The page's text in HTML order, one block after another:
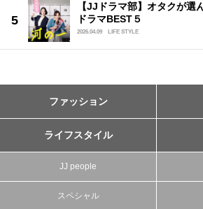
【JJドラマ部】オタクが選
ドラマBEST５
2026.04.09 LIFE STYLE
ファッション
ライフスタイル
JJ people
スペシャル